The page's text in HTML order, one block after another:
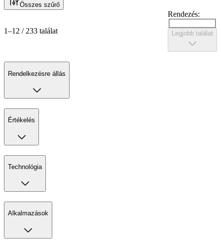
Összes szűrő
1–12 / 233 találat
Rendezés:
Legjobb találat
Rendelkezésre állás
Értékelés
Technológia
Alkalmazások